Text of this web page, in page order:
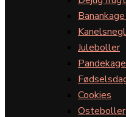
Juleboller
Cookies
Osteboller